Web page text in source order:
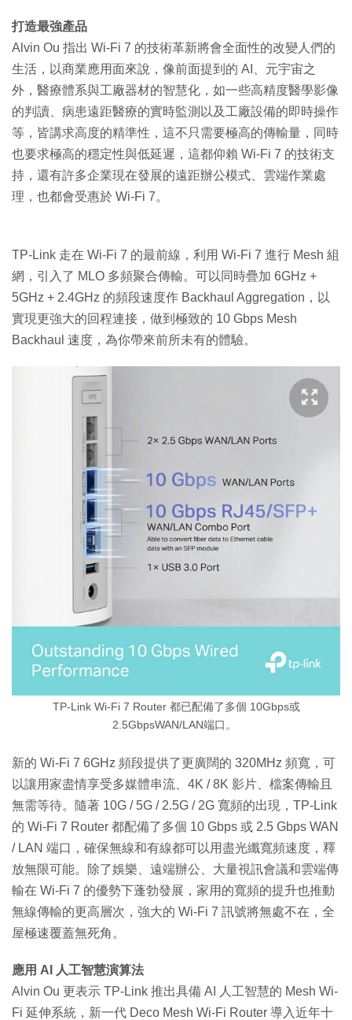
打造最強產品
Alvin Ou 指出 Wi-Fi 7 的技術革新將會全面性的改變人們的
生活，以商業應用面來說，像前面提到的 AI、元宇宙之
外，醫療體系與工廠器材的智慧化，如一些高精度醫學影像
的判讀、病患遠距醫療的實時監測以及工廠設備的即時操作
等，皆講求高度的精準性，這不只需要極高的傳輸量，同時
也要求極高的穩定性與低延遲，這都仰賴 Wi-Fi 7 的技術支
持，還有許多企業現在發展的遠距辦公模式、雲端作業處
理，也都會受惠於 Wi-Fi 7。
TP-Link 走在 Wi-Fi 7 的最前線，利用 Wi-Fi 7 進行 Mesh 組
網，引入了 MLO 多頻聚合傳輸。可以同時疊加 6GHz +
5GHz + 2.4GHz 的頻段速度作 Backhaul Aggregation，以
實現更強大的回程連接，做到極致的 10 Gbps Mesh
Backhaul 速度，為你帶來前所未有的體驗。
TP-Link Wi-Fi 7 Router 都已配備了多個 10Gbps或
2.5GbpsWAN/LAN端口。
新的 Wi-Fi 7 6GHz 頻段提供了更廣闊的 320MHz 頻寬，可
以讓用家盡情享受多媒體串流、4K / 8K 影片、檔案傳輸且
無需等待。隨著 10G / 5G / 2.5G / 2G 寬頻的出現，TP-Link
的 Wi-Fi 7 Router 都配備了多個 10 Gbps 或 2.5 Gbps WAN
/ LAN 端口，確保無線和有線都可以用盡光纖寬頻速度，釋
放無限可能。除了娛樂、遠端辦公、大量視訊會議和雲端傳
輸在 Wi-Fi 7 的優勢下蓬勃發展，家用的寬頻的提升也推動
無線傳輸的更高層次，強大的 Wi-Fi 7 訊號將無處不在，全
屋極速覆蓋無死角。
應用 AI 人工智慧演算法
Alvin Ou 更表示 TP-Link 推出具備 AI 人工智慧的 Mesh Wi-
Fi 延伸系統，新一代 Deco Mesh Wi-Fi Router 導入近年十